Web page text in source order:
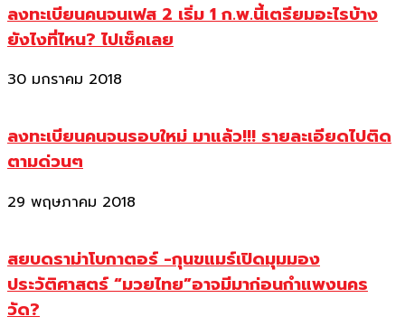
ลงทะเบียนคนจนเฟส 2 เริ่ม 1 ก.พ.นี้เตรียมอะไรบ้าง
ยังไงที่ไหน? ไปเช็คเลย
30 มกราคม 2018
ลงทะเบียนคนจนรอบใหม่ มาแล้ว!!! รายละเอียดไปติด
ตามด่วนๆ
29 พฤษภาคม 2018
สยบดราม่าโบกาตอร์ -กุนขแมร์เปิดมุมมอง
ประวัติศาสตร์ “มวยไทย”อาจมีมาก่อนกำแพงนคร
วัด?